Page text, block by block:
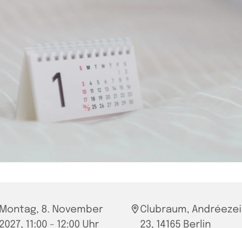
Montag, 8. November
2027, 11:00 - 12:00 Uhr
Clubraum,
23, 14165 Berlin